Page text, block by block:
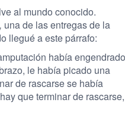
al mundo conocido.
una de las entregas de la
llegué a este párrafo:
había engendrado
le había picado una
de rascarse se había
que terminar de rascarse,